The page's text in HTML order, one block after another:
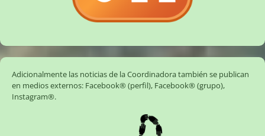
Adicionalmente las noticias de la Coordinadora también se publican
en medios externos: Facebook® (perfil), Facebook® (grupo),
Instagram®.